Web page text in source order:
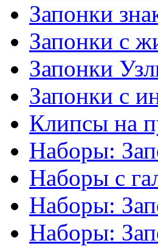
Запонки
Запонки с
Запонки
Запонки с
Клипсы на
Наборы:
Наборы с
Наборы:
Наборы: